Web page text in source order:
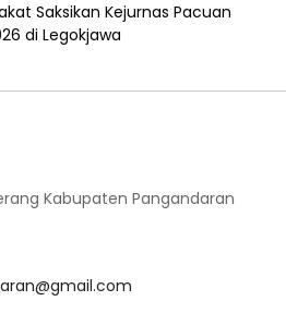
Saksikan Kejurnas Pacuan
di Legokjawa
Kabupaten Pangandaran